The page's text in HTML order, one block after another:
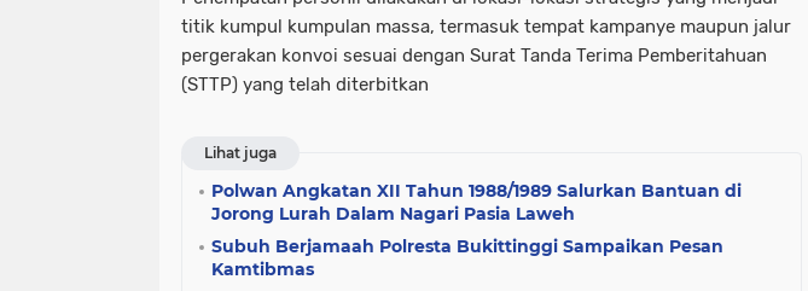
titik kumpul kumpulan massa, termasuk tempat kampanye maupun jalur
pergerakan konvoi sesuai dengan Surat Tanda Terima Pemberitahuan
(STTP) yang telah diterbitkan
Lihat juga
Polwan Angkatan XII Tahun 1988/1989 Salurkan Bantuan di
Jorong Lurah Dalam Nagari Pasia Laweh
Subuh Berjamaah Polresta Bukittinggi Sampaikan Pesan
Kamtibmas